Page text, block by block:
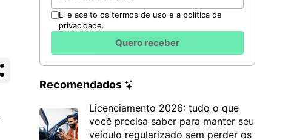
Li e aceito os termos de uso e a política de
privacidade.
Quero receber
Recomendados
Licenciamento 2026: tudo o que
você precisa saber para manter seu
veículo regularizado sem perder os